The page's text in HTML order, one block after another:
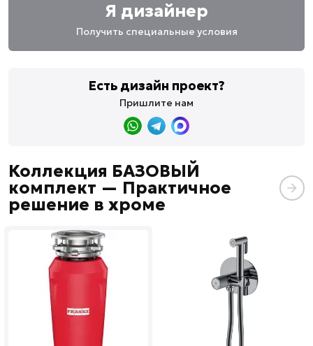
Я дизайнер
Получить специальные условия
Есть дизайн проект?
Пришлите нам
Коллекция БАЗОВЫЙ
комплект — Практичное
решение в хроме